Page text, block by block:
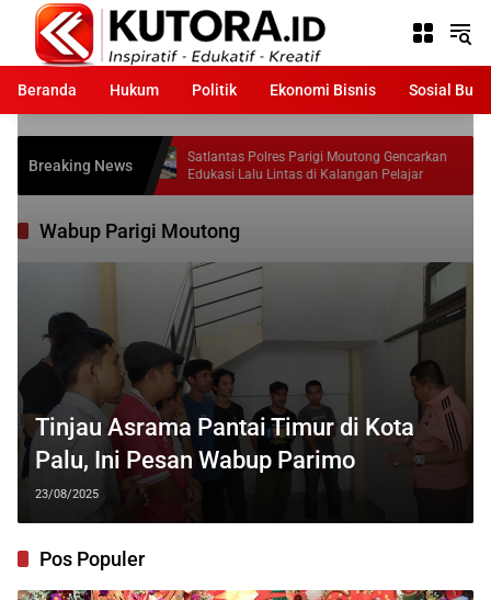
Langsung
konten
Beranda
Hukum Politik Ekonomi Bisnis Sosial
Breaking NewsSatlantas Polres Parigi Moutong Gencarkan
Edukasi Lalu Lintas di Kalangan Pelajar
2026
Wabup Parigi Moutong
Tinjau Asrama Pantai Timur di Kota
Palu, Ini Pesan Wabup Parimo
23/08/2025
Pos Populer